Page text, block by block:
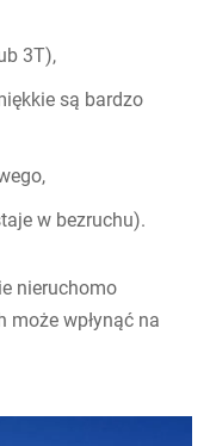
3T),
są bardzo
w bezruchu).
nieruchomo
może wpłynąć na